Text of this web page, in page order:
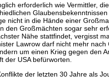
erforderlich wie Vermittler,
nicht in die Hände einer
den Großmächten sogar sehr
Nähe stattfindet, vergisst
Lawrow darf nicht mehr
um einen Krieg gegen den
der USA befürworten.
der letzten 30 Jahre als